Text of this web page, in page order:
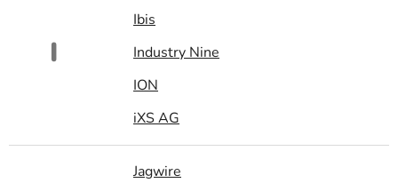
I
Ibis
Industry Nine
ION
iXS AG
Jagwire